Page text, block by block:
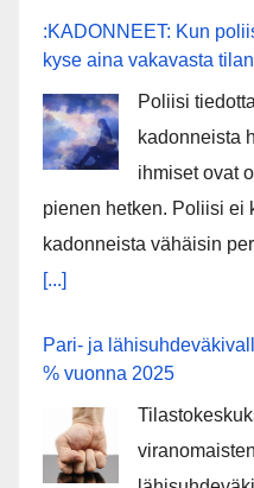
:KADONNEET: Kun
kyse aina vakavasta
Poliisi
kadonneista
ihmiset ovat
pienen hetken. Poliisi ei
kadonneista vähäisin
[...]
Pari- ja
% vuonna 2025